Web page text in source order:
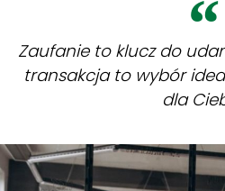
Zaufanie to klucz do
transakcja to wybór
dla